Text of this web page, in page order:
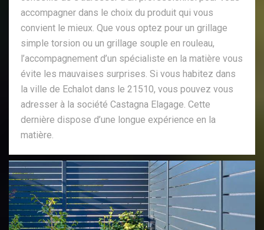
accompagner dans le choix du produit qui vous
convient le mieux. Que vous optez pour un grillage
simple torsion ou un grillage souple en rouleau,
l’accompagnement d’un spécialiste en la matière vous
évite les mauvaises surprises. Si vous habitez dans
la ville de Echalot dans le 21510, vous pouvez vous
adresser à la société Castagna Elagage. Cette
dernière dispose d’une longue expérience en la
matière.